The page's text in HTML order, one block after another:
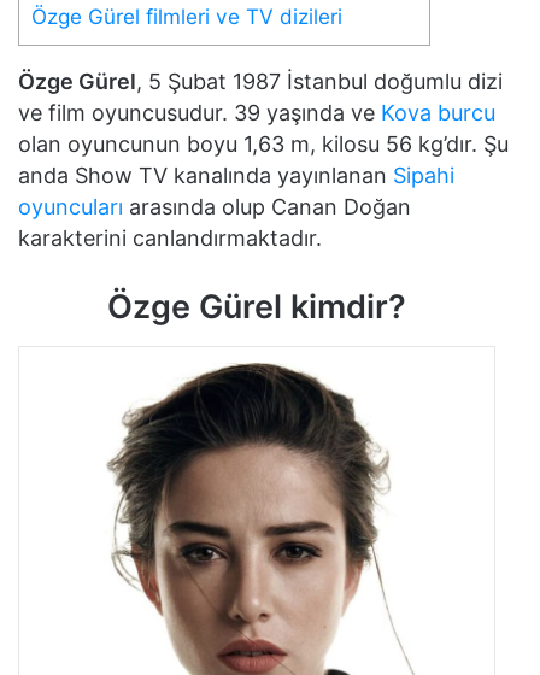
Özge Gürel filmleri ve TV dizileri
Özge Gürel, 5 Şubat 1987 İstanbul doğumlu dizi
ve film oyuncusudur. 39 yaşında ve Kova burcu
olan oyuncunun boyu 1,63 m, kilosu 56 kg’dır. Şu
anda Show TV kanalında yayınlanan Sipahi
oyuncuları arasında olup Canan Doğan
karakterini canlandırmaktadır.
Özge Gürel kimdir?